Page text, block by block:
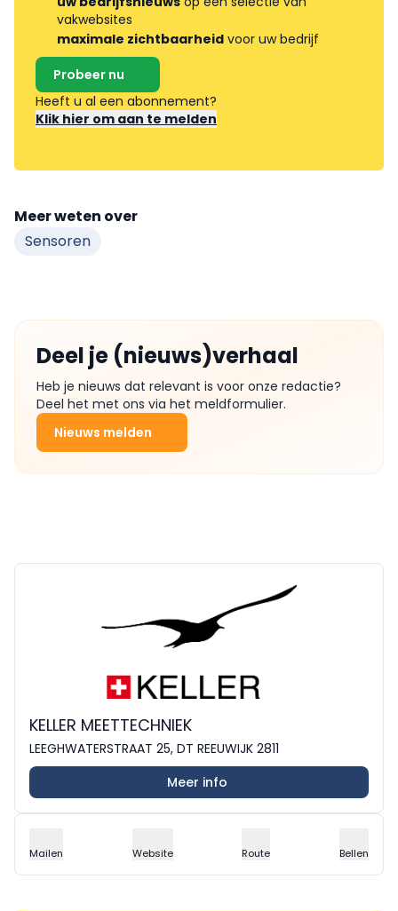
vakwebsites
maximale zichtbaarheid voor uw bedrijf
Probeer nu
Heeft u al een abonnement?
Klik hier om aan te melden
Meer weten over
Sensoren
Deel je (nieuws)verhaal
Heb je nieuws dat relevant is voor onze redactie?
Deel het met ons via het meldformulier.
Nieuws melden
KELLER MEETTECHNIEK
LEEGHWATERSTRAAT 25, DT REEUWIJK 2811
Meer info
Mailen Website Route Bellen